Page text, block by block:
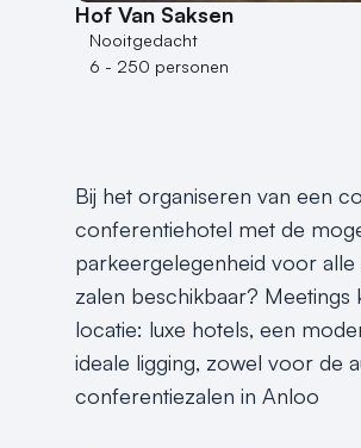
Hof Van Saksen
Nooitgedacht
6 - 250 personen
Bij het organiseren van een
conferentiehotel met de
parkeergelegenheid voor
zalen beschikbaar?
locatie: luxe hotels, een
ideale ligging, zowel voor de
conferentiezalen in Anloo